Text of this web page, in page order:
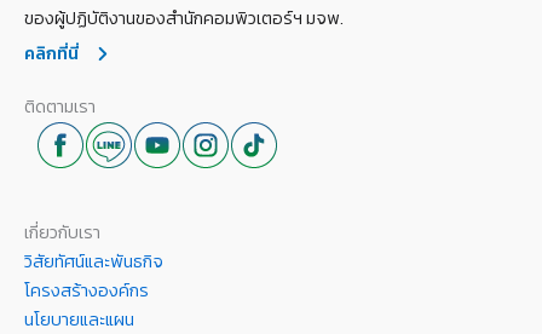
ของผู้ปฏิบัติงานของสำนักคอมพิวเตอร์ฯ มจพ.
คลิกที่นี่
ติดตามเรา
เกี่ยวกับเรา
วิสัยทัศน์และพันธกิจ
โครงสร้างองค์กร
นโยบายและแผน